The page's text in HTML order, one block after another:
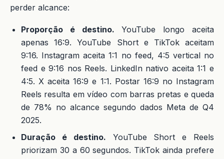
perder alcance:
Proporção é destino. YouTube longo aceita
apenas 16:9. YouTube Short e TikTok aceitam
9:16. Instagram aceita 1:1 no feed, 4:5 vertical no
feed e 9:16 nos Reels. LinkedIn nativo aceita 1:1 e
4:5. X aceita 16:9 e 1:1. Postar 16:9 no Instagram
Reels resulta em vídeo com barras pretas e queda
de 78% no alcance segundo dados Meta de Q4
2025.
Duração é destino. YouTube Short e Reels
priorizam 30 a 60 segundos. TikTok ainda prefere